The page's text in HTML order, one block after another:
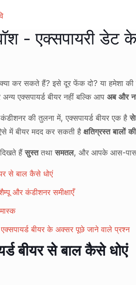
- एक्सपायरी डेट
कर सकते हैं? इसे दूर फेंक दो? या हमेशा
एक्सपायर्ड बीयर नहीं बल्कि आप अब और
की तुलना में, एक्सपायर्ड बीयर एक है
में बीयर मदद कर सकती है क्षतिग्रस्त बालों
हैंसुस्ततथासमतल, और आपके आस-पास
से बाल कैसे धोएं
और कंडीशनर समीक्षाएँ
बीयर के अक्सर पूछे जाने वाले प्रश्न
बीयर से बाल कैसे धोएं